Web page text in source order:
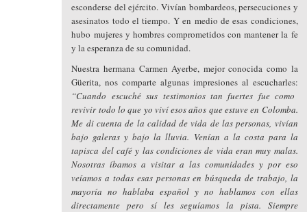
esconderse del ejército. Vivían bombardeos, persecuciones y
asesinatos todo el tiempo. Y en medio de esas condiciones,
hubo mujeres y hombres comprometidos con mantener la fe
y la esperanza de su comunidad.
Nuestra hermana Carmen Ayerbe, mejor conocida como la
Güerita, nos comparte algunas impresiones al escucharles:
“Cuando escuché sus testimonios tan fuertes fue como
revivir todo lo que yo viví esos años que estuve en Colomba.
Me di cuenta de la calidad de vida de las personas, vivían
bajo galeras y bajo la lluvia. Venían a la costa para la
tapisca del café y las condiciones de vida eran muy malas.
Nosotras íbamos a visitar a las comunidades y por eso
veíamos a todas esas personas en búsqueda de trabajo, la
mayoría no hablaba español y no hablamos con ellas
directamente pero sí les seguíamos la pista. Siempre